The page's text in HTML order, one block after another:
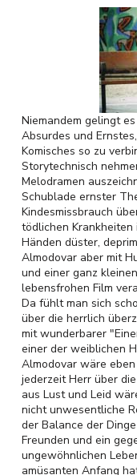
Niemandem gelingt
Absurdes und
Komisches so zu
Storytechnisch
Melodramen
Schublade ernster
Kindesmissbrauch
tödlichen
Händen düster,
Almodovar aber mit
und einer ganz
lebensfrohen Film
Da fühlt man sich
über die herrlich
mit wunderbarer
einer der weiblichen
Almodovar wäre
jederzeit Herr über
aus Lust und Leid
nicht unwesentliche
der Balance der
Freunden und ein
ungewöhnlichen
amüsanten Anfang